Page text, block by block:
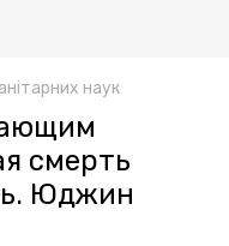
наук
смерть
Юджин